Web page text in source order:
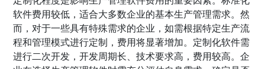
软件费用较低，适合大多数企业的基本生产管理需求。然
而，对于一些具有特殊需求的企业，如需根据特定生产流
程和管理模式进行定制，费用将显著增加。定制化软件需
进行二次开发，开发周期长、技术要求高，费用较高。企